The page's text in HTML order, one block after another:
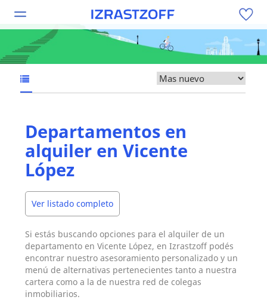
Departamentos en
alquiler en Vicente
López
Ver listado completo
Si estás buscando opciones para el alquiler de un
departamento en Vicente López, en Izrastzoff podés
encontrar nuestro asesoramiento personalizado y un
menú de alternativas pertenecientes tanto a nuestra
cartera como a la de nuestra red de colegas
inmobiliarios.